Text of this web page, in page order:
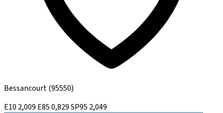
Bessancourt(95550)
E10 2,009 E850,829SP95 2,049